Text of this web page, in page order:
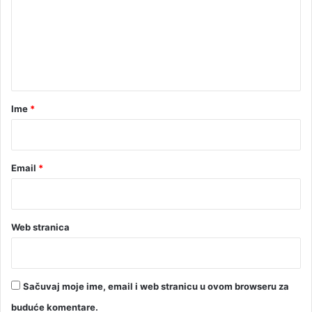
rIme *
Email *
Web stranica
Sačuvaj moje ime, email i web stranicu u ovom browseru za
buduće komentare.